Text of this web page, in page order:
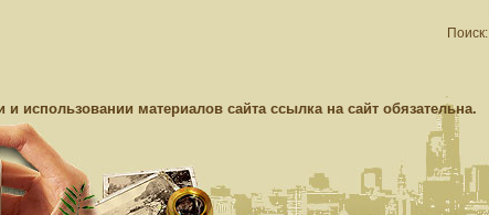
Поиск:
и использовании материалов сайта ссылка на сайт обязательна.